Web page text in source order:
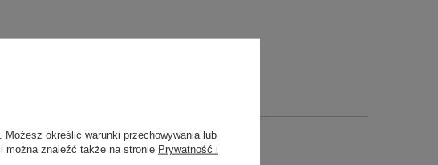
. Możesz określić warunki przechowywania lub
można znaleźć także na stronie Prywatność i